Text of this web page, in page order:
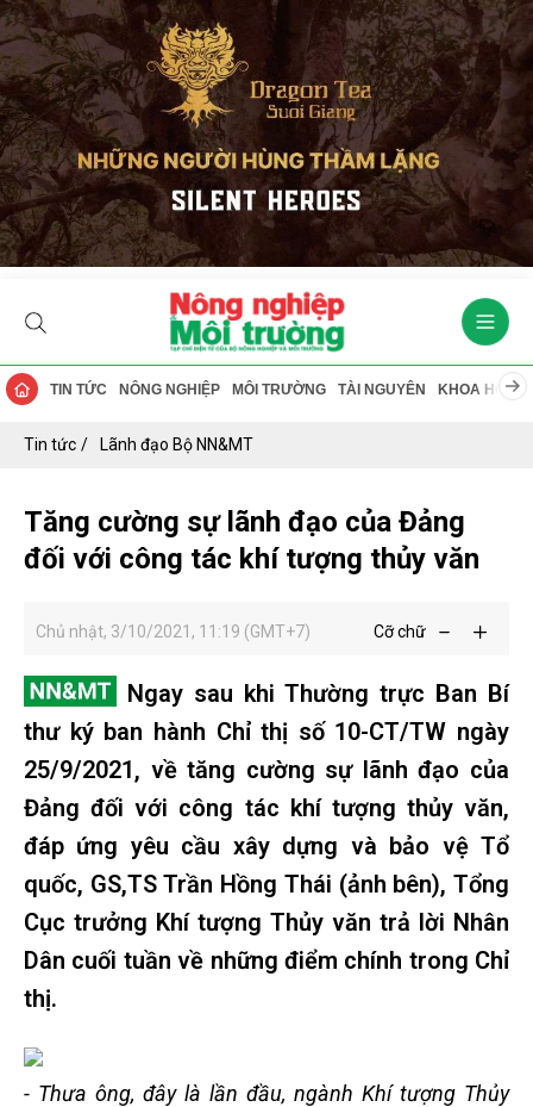
TIN TỨC NÔNG NGHIỆP MÔI TRƯỜNG TÀI NGUYÊN KHOA HỌC
Tin tức Lãnh đạo Bộ NN&MT
Tăng cường sự lãnh đạo của Đảng
đối với công tác khí tượng thủy văn
Chủ nhật, 3/10/2021, 11:19 (GMT+7) Cỡ chữ
Ngay sau khi Thường trực Ban Bí
thư ký ban hành Chỉ thị số 10-CT/TW ngày
25/9/2021, về tăng cường sự lãnh đạo của
Đảng đối với công tác khí tượng thủy văn,
đáp ứng yêu cầu xây dựng và bảo vệ Tổ
quốc, GS,TS Trần Hồng Thái (ảnh bên), Tổng
Cục trưởng Khí tượng Thủy văn trả lời Nhân
Dân cuối tuần về những điểm chính trong Chỉ
thị.
- Thưa ông, đây là lần đầu, ngành Khí tượng Thủy